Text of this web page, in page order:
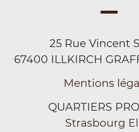
25 Rue Vincent
67400 ILLKIRCH
Mentions
QUARTIERS
Strasbourg